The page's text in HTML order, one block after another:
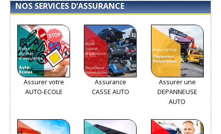
NOS SERVICES D’ASSURANCE
Assurer votre
AUTO-ECOLE
Assurance
CASSE AUTO
Assurer une
DEPANNEUSE
AUTO